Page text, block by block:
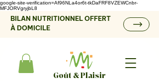
google-site-verification=Af96NLa4or6t-tkDaFRF8VZEWCnbr-
MFJORVgryjbL8
BILAN NUTRITIONNEL OFFERT
À DOMICILE
Goût & Plaisir